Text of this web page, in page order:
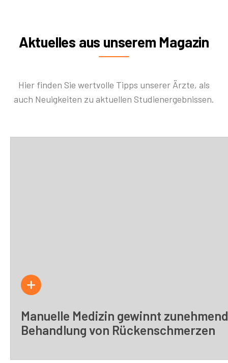
Aktuelles aus unserem Magazin
Hier finden Sie wertvolle Tipps unserer Ärzte, als
auch Neuigkeiten zu aktuellen Studienergebnissen.
Manuelle Medizin gewinnt
Behandlung von Rückenschmerzen